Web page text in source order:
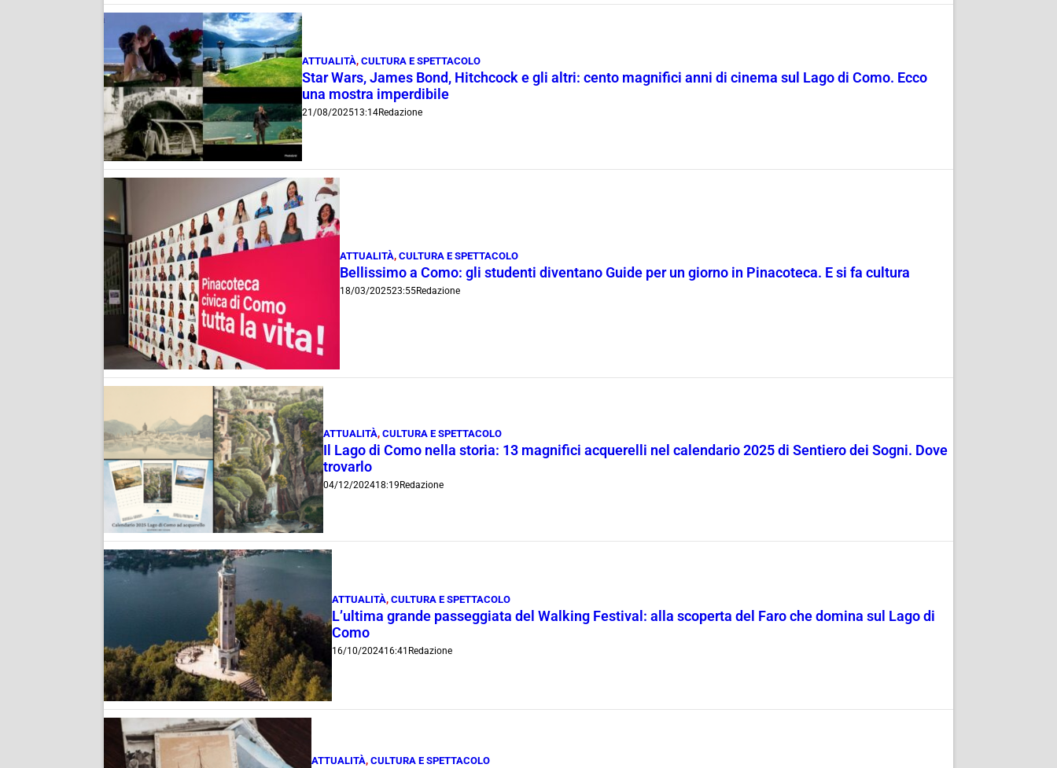
ATTUALITÀ, CULTURA E SPETTACOLO
Star Wars, James Bond, Hitchcock e gli altri: cento magnifici anni di cinema sul Lago di Como. Ecco
una mostra imperdibile
21/08/202513:14Redazione
ATTUALITÀ, CULTURA E SPETTACOLO
Bellissimo a Como: gli studenti diventano Guide per un giorno in Pinacoteca. E si fa cultura
18/03/202523:55Redazione
ATTUALITÀ,CULTURA E SPETTACOLO
Il Lago di Como nella storia: 13 magnifici acquerelli nel calendario 2025 di Sentiero dei Sogni. Dove
trovarlo
04/12/202418:19Redazione
ATTUALITÀ, CULTURA E SPETTACOLO
L’ultima grande passeggiata del Walking Festival: alla scoperta del Faro che domina sul Lago di
Como
16/10/202416:41 Redazione
ATTUALITÀ, CULTURA E SPETTACOLO